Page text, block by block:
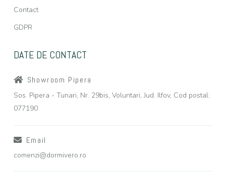
Contact
GDPR
DATE DE CONTACT
Showroom Pipera
Sos. Pipera - Tunari, Nr. 29bis, Voluntari, Jud. Ilfov, Cod postal:
077190
Email
comenzi@dormivero.ro